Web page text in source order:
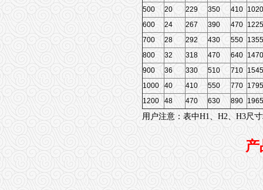
500
20 229 350 410 1020
600
24 267 390 470 1225
700
28 292 430 550 1355
800
32 318 470 640 1470
900
36 330 510 710 1545
1000
40 410 550 770 1795
1200
48 470 630 890 1965
用户注意：表中H1、H2、H3尺